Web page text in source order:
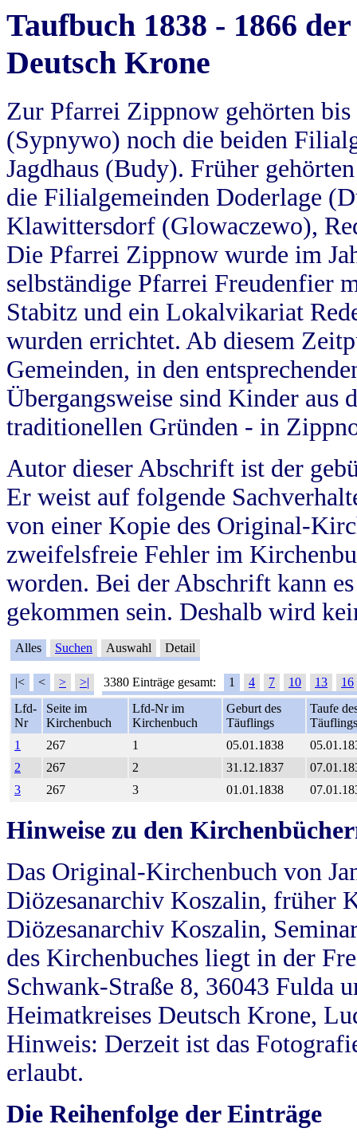
Taufbuch 1838 - 1866
Deutsch Krone
Zur Pfarrei Zippnow gehörten
(Sypnywo) noch die beiden
Jagdhaus (Budy). Früher
die Filialgemeinden Doderlage
Klawittersdorf (Glowaczewo),
Die Pfarrei Zippnow wurde im
selbständige Pfarrei Freudenfier
Stabitz und ein Lokalvikariat
wurden errichtet. Ab diesem
Gemeinden, in den
Übergangsweise sind Kinder aus
traditionellen Gründen - in
Autor dieser Abschrift ist der
Er weist auf folgende
von einer Kopie des Original-
zweifelsfreie Fehler im
worden. Bei der Abschrift kann
gekommen sein. Deshalb wird
Alles Suchen Auswahl Detail
|< < > >| 3380 Einträge gesamt: 1 4 7 10 13
16
Lfd-
Nr
Seite im
Kirchenbuch
Lfd-Nr im
Kirchenbuch
Geburt des
Täuflings
Taufe
Täuflings
1
267 1 05.01.1838
2
267 2 31.12.1837
3
267 3 01.01.1838
Hinweise zu den
Das Original-Kirchenbuch von
Diözesanarchiv Koszalin, früher
Diözesanarchiv Koszalin,
des Kirchenbuches liegt in der
Schwank-Straße 8, 36043 Fulda
Heimatkreises Deutsch Krone,
Hinweis: Derzeit ist das
erlaubt.
Die Reihenfolge der Einträge